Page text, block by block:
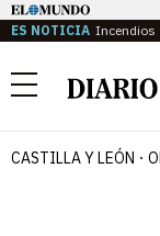
ES NOTICIA Incendios
Menú
CASTILLA Y LEÓN